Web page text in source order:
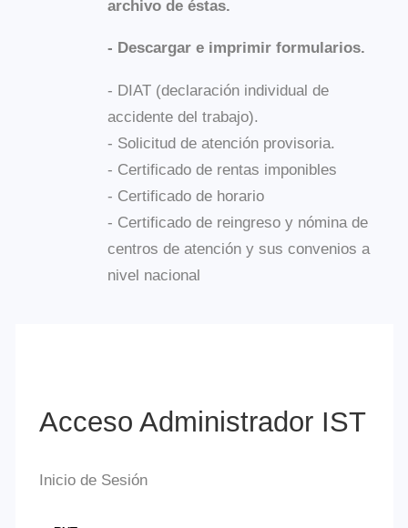
- DIAT (declaración individual de
- Solicitud de atención provisoria.
- Certificado de rentas imponibles
- Certificado de reingreso y nómina de
centros de atención y sus convenios a
nivel nacional
RUT